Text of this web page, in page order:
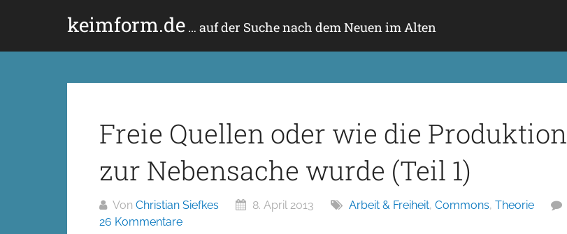
keimform.de … auf der Suche nach dem Neuen im Alten
Freie Quellen oder wie die Produktion
zur Nebensache wurde (Teil 1)
Von Christian Siefkes 8. April 2013 Arbeit & Freiheit, Commons, Theorie
26 Kommentare